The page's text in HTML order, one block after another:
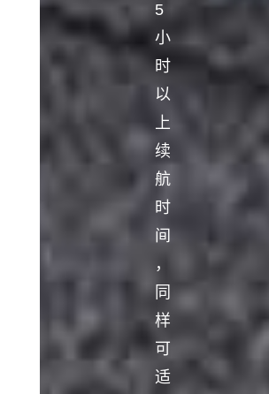
5
小
时
以
上
续
航
时
间
，
同
样
可
适